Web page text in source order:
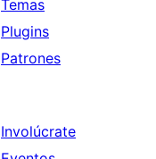
Temas
Plugins
Patrones
Involúcrate